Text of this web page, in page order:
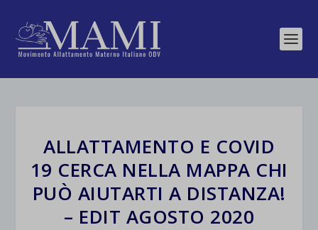
ALLATTAMENTO E COVID
19 CERCA NELLA MAPPA CHI
PUÒ AIUTARTI A DISTANZA!
– EDIT AGOSTO 2020